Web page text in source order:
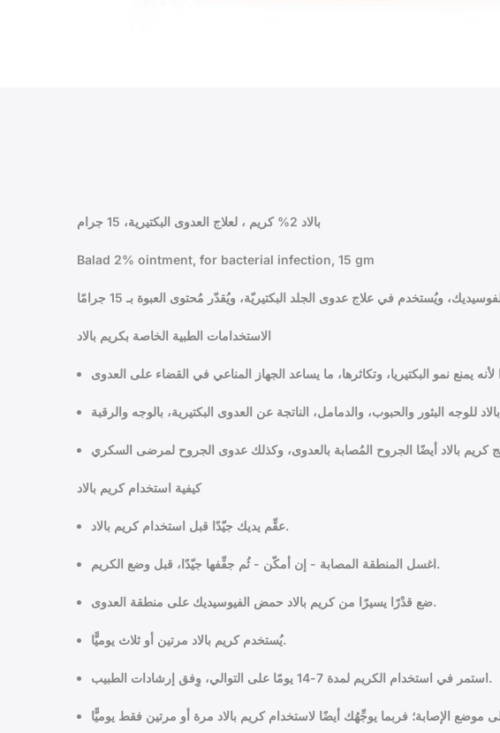
بالاد 2% كريم ، لعلاج العدوى البكتيرية، 15 جرام
Balad 2% ointment, for bacterial infection, 15 gm
الاستخدامات الطبية الخاصة بكريم بالاد
كيفية استخدام كريم بالاد
عقِّم يديك جيّدًا قبل استخدام كريم بالاد.
اغسل المنطقة المصابة - إن أمكّن - ثُم جفِّفها جيّدًا، قبل وضع الكريم.
ضع قدْرًا يسيرًا من كريم بالاد حمض الفيوسيديك على منطقة العدوى.
يُستخدم كريم بالاد مرتين أو ثلاث يوميًّا.
استمر في استخدام الكريم لمدة 7-14 يومًا على التوالي، وِفق إرشادات الطبيب.